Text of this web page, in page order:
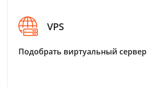
VPS
Подобрать виртуальный сервер